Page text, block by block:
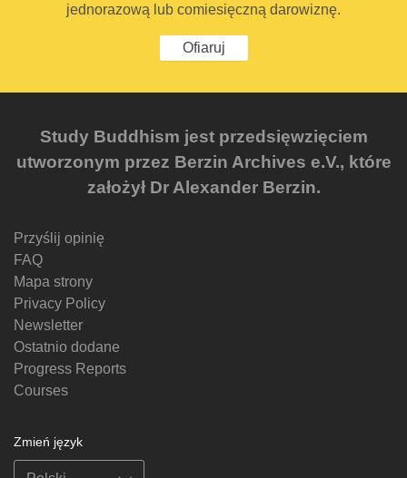
jednorazową lub comiesięczną darowiznę.
Ofiaruj
Study Buddhism jest przedsięwzięciem
utworzonym przez Berzin Archives e.V., które
założył Dr Alexander Berzin.
Przyślij opinię
FAQ
Mapa strony
Privacy Policy
Newsletter
Ostatnio dodane
Progress Reports
Courses
Zmień język